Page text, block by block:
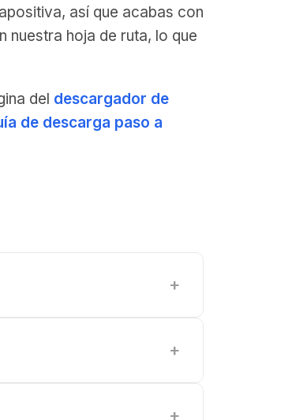
así que acabas con
nuestra hoja de ruta, lo que
del descargador de
de descarga paso a
+
+
+